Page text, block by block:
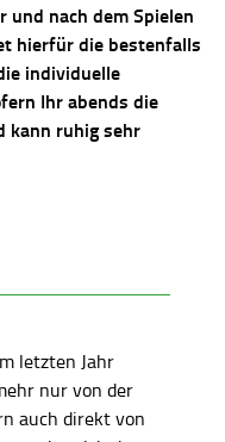
und nach dem Spielen
hierfür die bestenfalls
individuelle
Ihr abends die
kann ruhig sehr
letzten Jahr
nur von der
auch direkt von